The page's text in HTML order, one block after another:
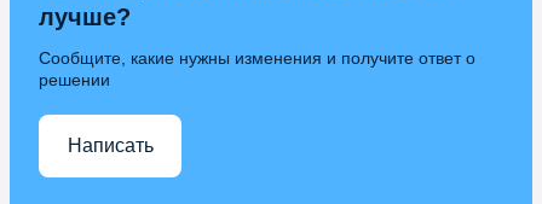
лучше?
Сообщите, какие нужны изменения и получите ответ о
решении
Написать